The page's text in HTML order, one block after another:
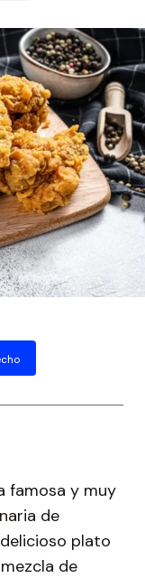
famosa y muy
de
plato
de